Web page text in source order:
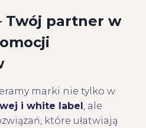
Twój partner w
marki nie tylko w
i white label , ale
które ułatwiają